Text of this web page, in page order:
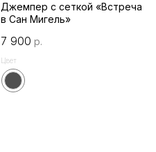
Джемпер с сеткой «Встреча
в Сан Мигель»
7 900 р.
Цвет